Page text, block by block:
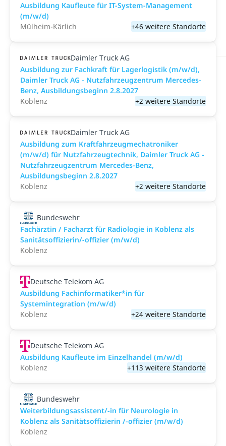
Ausbildung Kaufleute für IT-System-Management
(m/w/d)
Mülheim-Kärlich
+46 weitere Standorte
Daimler Truck AG
Ausbildung zur Fachkraft für Lagerlogistik (m/w/d),
Daimler Truck AG - Nutzfahrzeugzentrum Mercedes-
Benz, Ausbildungsbeginn 2.8.2027
Koblenz
+2 weitere Standorte
Daimler Truck AG
Ausbildung zum Kraftfahrzeugmechatroniker
(m/w/d) für Nutzfahrzeugtechnik, Daimler Truck AG -
Nutzfahrzeugzentrum Mercedes-Benz,
Ausbildungsbeginn 2.8.2027
Koblenz
+2 weitere Standorte
Bundeswehr
Fachärztin / Facharzt für Radiologie in Koblenz als
Sanitätsoffizierin/-offizier (m/w/d)
Koblenz
Deutsche Telekom AG
Ausbildung Fachinformatiker*in für
Systemintegration (m/w/d)
Koblenz
+24 weitere Standorte
Deutsche Telekom AG
Ausbildung Kaufleute im Einzelhandel (m/w/d)
Koblenz
+113 weitere Standorte
Bundeswehr
Weiterbildungsassistent/-in für Neurologie in
Koblenz als Sanitätsoffizierin /-offizier (m/w/d)
Koblenz